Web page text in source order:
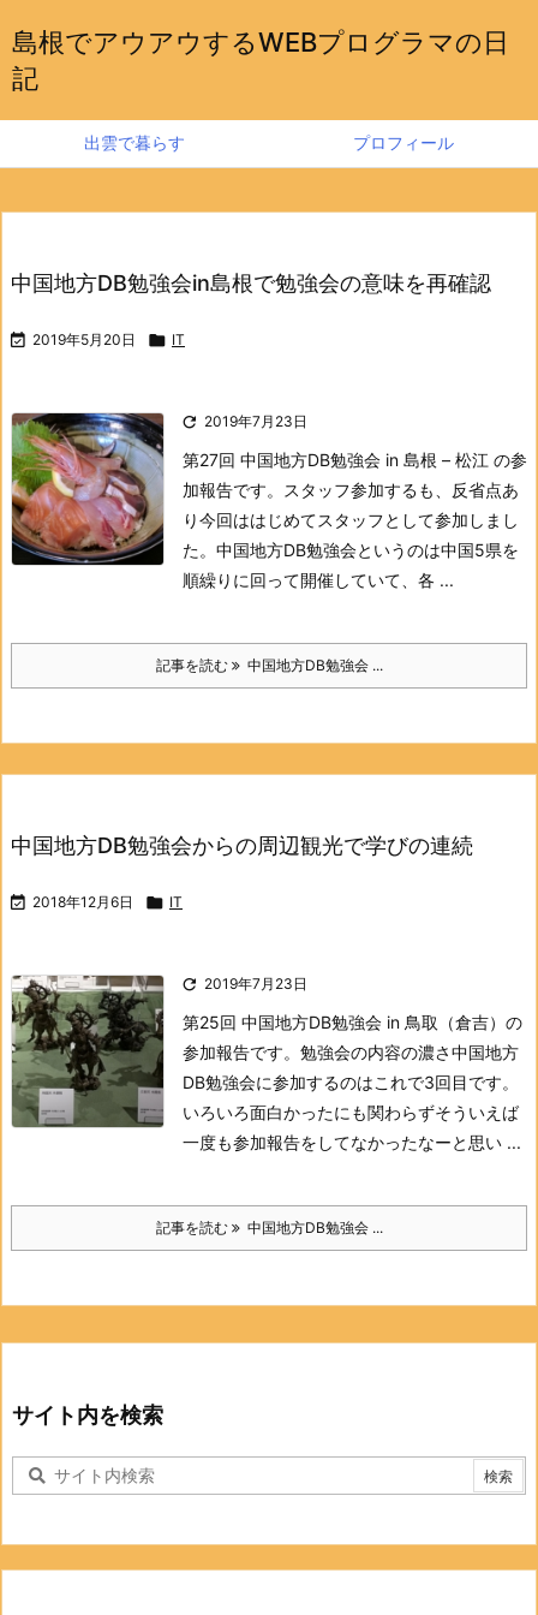
島根でアウアウするWEBプログラマの日
記
出雲で暮らす プロフィール
中国地方DB勉強会in島根で勉強会の意味を再確認
 2019年5月20日  IT
 2019年7月23日
第27回 中国地方DB勉強会 in 島根 – 松江 の参
加報告です。
スタッフ参加するも、反省点あ
り今回ははじめてスタッフとして参加しまし
た。中国地方DB勉強会というのは中国5県を
順繰りに回って開催していて、各 ...
記事を読む 中国地方DB勉強会 ...
中国地方DB勉強会からの周辺観光で学びの連続
 2018年12月6日  IT
 2019年7月23日
第25回 中国地方DB勉強会 in 鳥取（倉吉）の
参加報告です。 勉強会の内容の濃さ中国地方
DB勉強会に参加するのはこれで3回目です。
いろいろ面白かったにも関わらずそういえば
一度も参加報告をしてなかったなーと思い ...
記事を読む 中国地方DB勉強会 ...
サイト内を検索